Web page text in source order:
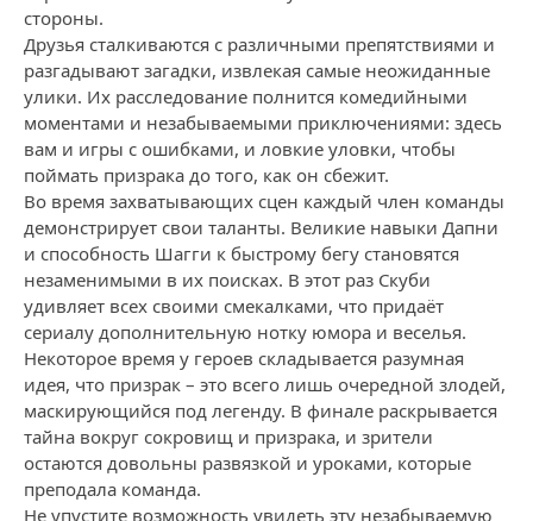
стороны.
Друзья сталкиваются с различными препятствиями и
разгадывают загадки, извлекая самые неожиданные
улики. Их расследование полнится комедийными
моментами и незабываемыми приключениями: здесь
вам и игры с ошибками, и ловкие уловки, чтобы
поймать призрака до того, как он сбежит.
Во время захватывающих сцен каждый член команды
демонстрирует свои таланты. Великие навыки Дапни
и способность Шагги к быстрому бегу становятся
незаменимыми в их поисках. В этот раз Скуби
удивляет всех своими смекалками, что придаёт
сериалу дополнительную нотку юмора и веселья.
Некоторое время у героев складывается разумная
идея, что призрак – это всего лишь очередной злодей,
маскирующийся под легенду. В финале раскрывается
тайна вокруг сокровищ и призрака, и зрители
остаются довольны развязкой и уроками, которые
преподала команда.
Не упустите возможность увидеть эту незабываемую